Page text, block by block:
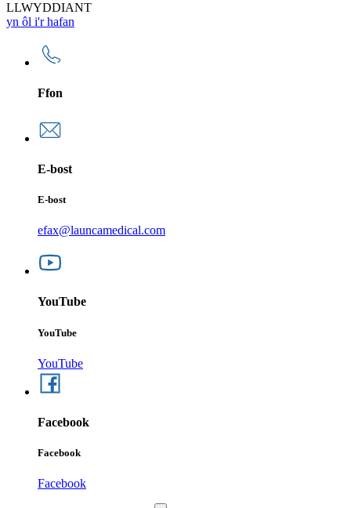
LLWYDDIANT
yn ôl i'r hafan
Ffon
E-bost
E-bost
efax@launcamedical.com
YouTube
YouTube
YouTube
Facebook
Facebook
Facebook